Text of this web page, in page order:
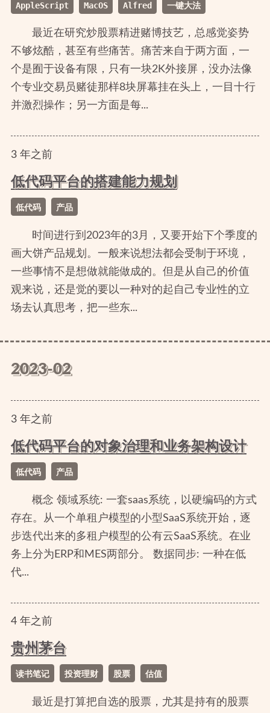
AppleScript MacOS Alfred 一键大法
最近在研究炒股票精进赌博技艺，总感觉姿势
不够炫酷，甚至有些痛苦。痛苦来自于两方面，一
个是囿于设备有限，只有一块2K外接屏，没办法像
个专业交易员赌徒那样8块屏幕挂在头上，一目十行
并激烈操作；另一方面是每...
3年之前
低代码平台的搭建能力规划
低代码 产品
时间进行到2023年的3月，又要开始下个季度的
画大饼产品规划。一般来说想法都会受制于环境，
一些事情不是想做就能做成的。但是从自己的价值
观来说，还是觉的要以一种对的起自己专业性的立
场去认真思考，把一些东...
2023-02
3年之前
低代码平台的对象治理和业务架构设计
低代码 产品
概念 领域系统: 一套saas系统，以硬编码的方式
存在。从一个单租户模型的小型SaaS系统开始，逐
步迭代出来的多租户模型的公有云SaaS系统。在业
务上分为ERP和MES两部分。 数据同步: 一种在低
代...
4年之前
贵州茅台
读书笔记 投资理财 股票 估值
最近是打算把自选的股票，尤其是持有的股票